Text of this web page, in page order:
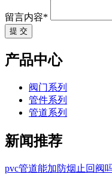
留言内容*
提 交
产品中心
阀门系列
管件系列
管道系列
新闻推荐
pvc管道能加防烟止回阀